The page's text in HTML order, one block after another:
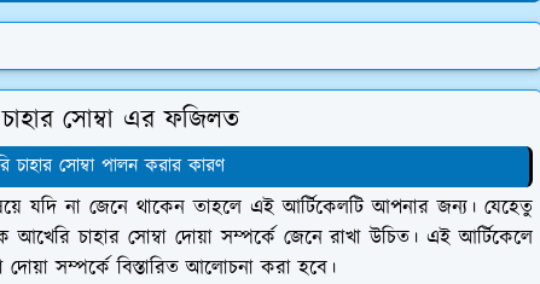
সোম্বা এর ফজিলত
চাহার সোম্বা পালন করার কারণ
যদি না জেনে থাকেন তাহলে এই আর্টিকেলটি আপনার জন্য। যেহেতু
চাহার সোম্বা দোয়া সম্পর্কে জেনে রাখা উচিত। এই আর্টিকেলে
দোয়া সম্পর্কে বিস্তারিত আলোচনা করা হবে।